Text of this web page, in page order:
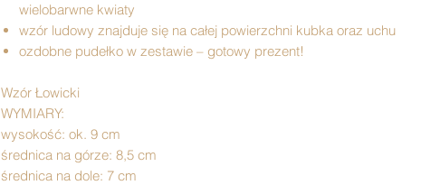
wielobarwne kwiaty
wzór ludowy znajduje się na całej powierzchni kubka oraz uchu
ozdobne pudełko w zestawie – gotowy prezent!
Wzór Łowicki
WYMIARY:
wysokość: ok. 9 cm
średnica na górze: 8,5 cm
średnica na dole: 7 cm